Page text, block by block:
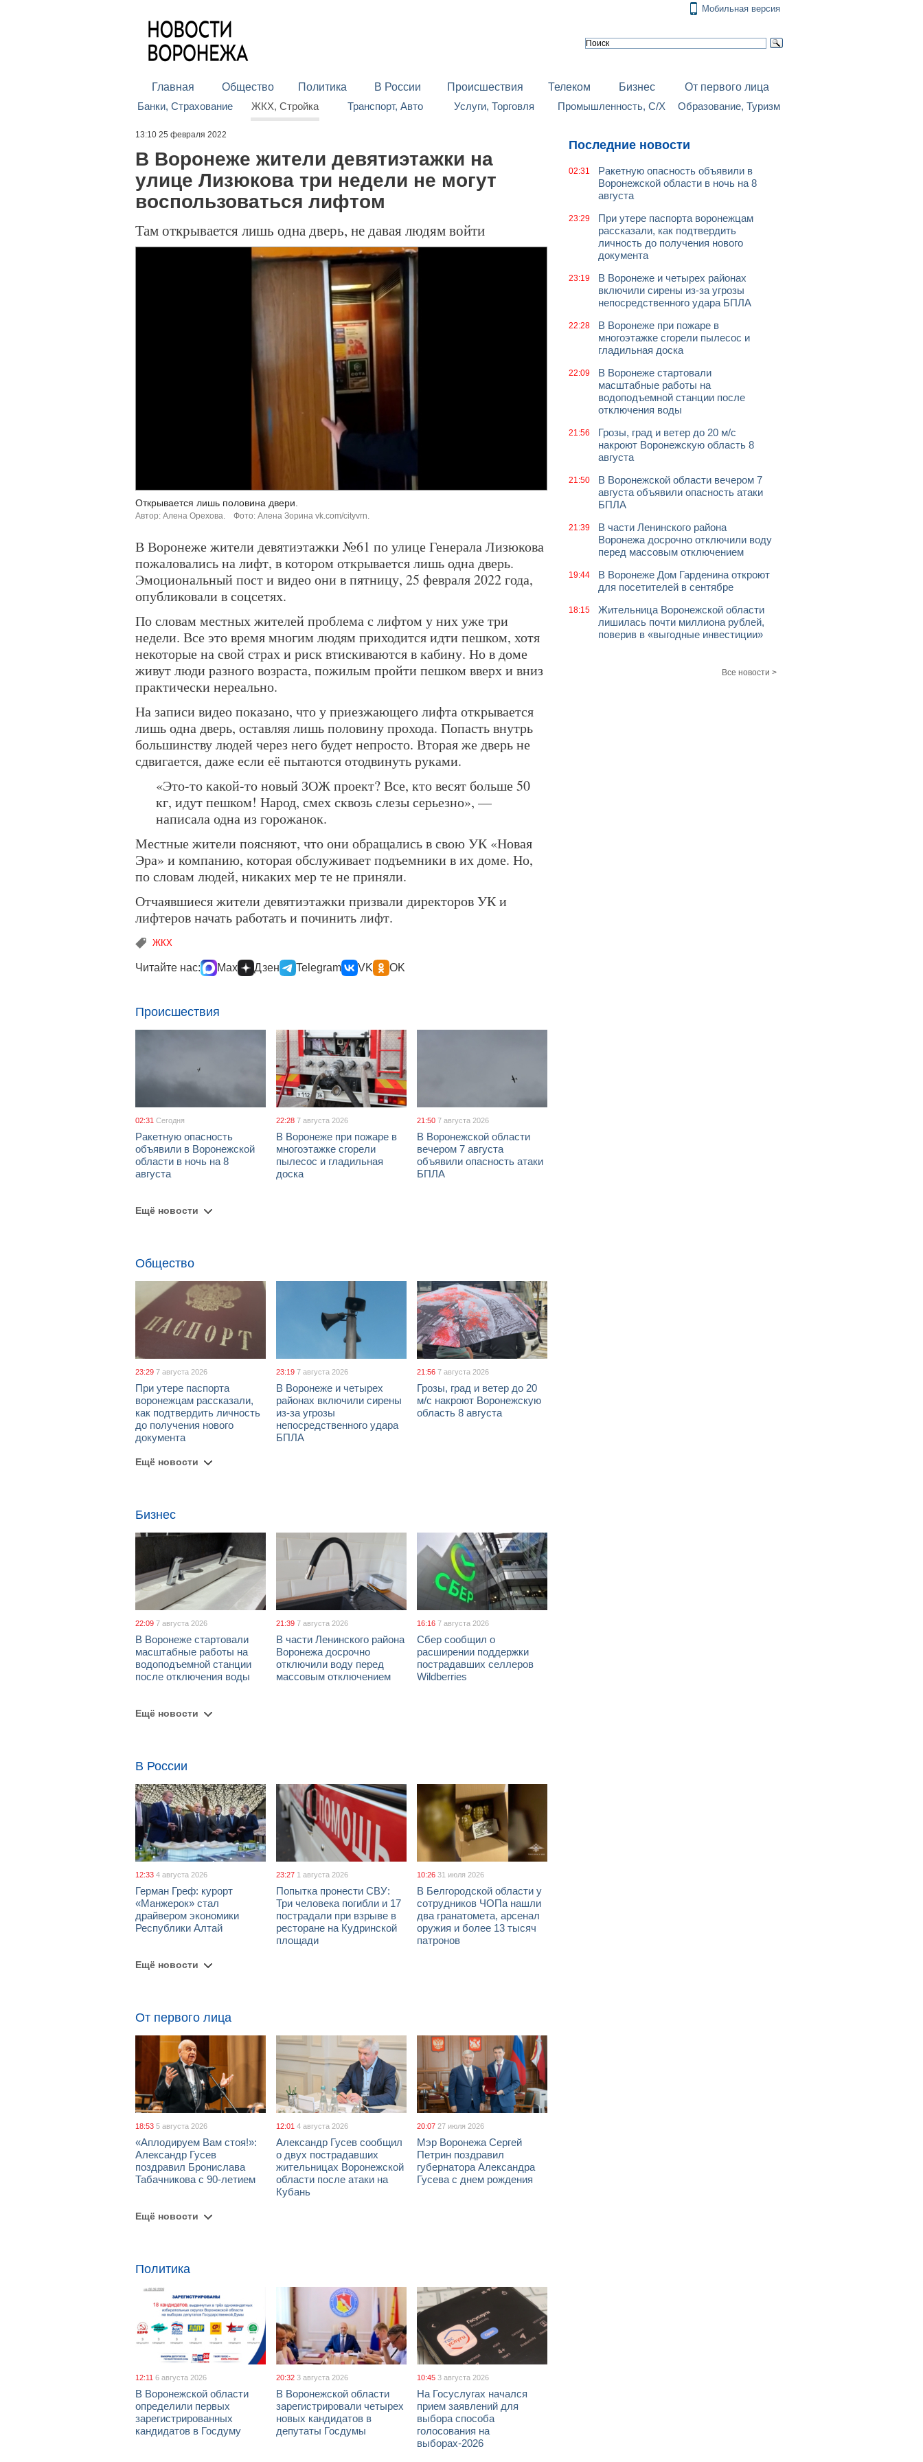
Мобильная версия
Главная Общество Политика В России Происшествия Телеком Бизнес
От первого лица
Банки, Страхование
ЖКХ, Стройка Транспорт, Авто Услуги, Торговля Промышленность, С/Х Образование, Туризм
13:10 25 февраля 2022
В Воронеже жители девятиэтажки на
улице Лизюкова три недели не могут
воспользоваться лифтом
Там открывается лишь одна дверь, не давая людям войти
Открывается лишь половина двери.
Автор: Алена Орехова. Фото: Алена Зорина vk.com/cityvrn.
В Воронеже жители девятиэтажки №61 по улице Генерала Лизюкова
пожаловались на лифт, в котором открывается лишь одна дверь.
Эмоциональный пост и видео они в пятницу, 25 февраля 2022 года,
опубликовали в соцсетях.
По словам местных жителей проблема с лифтом у них уже три
недели. Все это время многим людям приходится идти пешком, хотя
некоторые на свой страх и риск втискиваются в кабину. Но в доме
живут люди разного возраста, пожилым пройти пешком вверх и вниз
практически нереально.
На записи видео показано, что у приезжающего лифта открывается
лишь одна дверь, оставляя лишь половину прохода. Попасть внутрь
большинству людей через него будет непросто. Вторая же дверь не
сдвигается, даже если её пытаются отодвинуть руками.
«Это-то какой-то новый ЗОЖ проект? Все, кто весят больше 50
кг, идут пешком! Народ, смех сквозь слезы серьезно», —
написала одна из горожанок.
Местные жители поясняют, что они обращались в свою УК «Новая
Эра» и компанию, которая обслуживает подъемники в их доме. Но,
по словам людей, никаких мер те не приняли.
Отчаявшиеся жители девятиэтажки призвали директоров УК и
лифтеров начать работать и починить лифт.
ЖКХ
Читайте нас: Max Дзен Telegram VK OK
Происшествия
02:31 Сегодня
Ракетную опасность
объявили в Воронежской
области в ночь на 8
августа
22:28 7 августа 2026
В Воронеже при пожаре в
многоэтажке сгорели
пылесос и гладильная
доска
21:50 7 августа 2026
В Воронежской области
вечером 7 августа
объявили опасность атаки
БПЛА
Ещё новости
Общество
23:29 7 августа 2026
При утере паспорта
воронежцам рассказали,
как подтвердить личность
до получения нового
документа
23:19 7 августа 2026
В Воронеже и четырех
районах включили сирены
из-за угрозы
непосредственного удара
БПЛА
21:56 7 августа 2026
Грозы, град и ветер до 20
м/с накроют Воронежскую
область 8 августа
Ещё новости
Бизнес
22:09 7 августа 2026
В Воронеже стартовали
масштабные работы на
водоподъемной станции
после отключения воды
21:39 7 августа 2026
В части Ленинского района
Воронежа досрочно
отключили воду перед
массовым отключением
16:16 7 августа 2026
Сбер сообщил о
расширении поддержки
пострадавших селлеров
Wildberries
Ещё новости
В России
12:33 4 августа 2026
Герман Греф: курорт
«Манжерок» стал
драйвером экономики
Республики Алтай
23:27 1 августа 2026
Попытка пронести СВУ:
Три человека погибли и 17
пострадали при взрыве в
ресторане на Кудринской
площади
10:26 31 июля 2026
В Белгородской области у
сотрудников ЧОПа нашли
два гранатомета, арсенал
оружия и более 13 тысяч
патронов
Ещё новости
От первого лица
18:53 5 августа 2026
«Аплодируем Вам стоя!»:
Александр Гусев
поздравил Бронислава
Табачникова с 90-летием
12:01 4 августа 2026
Александр Гусев сообщил
о двух пострадавших
жительницах Воронежской
области после атаки на
Кубань
20:07 27 июля 2026
Мэр Воронежа Сергей
Петрин поздравил
губернатора Александра
Гусева с днем рождения
Ещё новости
Политика
12:11 6 августа 2026
В Воронежской области
определили первых
зарегистрированных
кандидатов в Госдуму
20:32 3 августа 2026
В Воронежской области
зарегистрировали четырех
новых кандидатов в
депутаты Госдумы
10:45 3 августа 2026
На Госуслугах начался
прием заявлений для
выбора способа
голосования на
выборах-2026
Последние новости
02:31
Ракетную опасность объявили в
Воронежской области в ночь на 8
августа
23:29
При утере паспорта воронежцам
рассказали, как подтвердить
личность до получения нового
документа
23:19
В Воронеже и четырех районах
включили сирены из-за угрозы
непосредственного удара БПЛА
22:28
В Воронеже при пожаре в
многоэтажке сгорели пылесос и
гладильная доска
22:09
В Воронеже стартовали
масштабные работы на
водоподъемной станции после
отключения воды
21:56
Грозы, град и ветер до 20 м/с
накроют Воронежскую область 8
августа
21:50
В Воронежской области вечером 7
августа объявили опасность атаки
БПЛА
21:39
В части Ленинского района
Воронежа досрочно отключили воду
перед массовым отключением
19:44
В Воронеже Дом Гарденина откроют
для посетителей в сентябре
18:15
Жительница Воронежской области
лишилась почти миллиона рублей,
поверив в «выгодные инвестиции»
Все новости >